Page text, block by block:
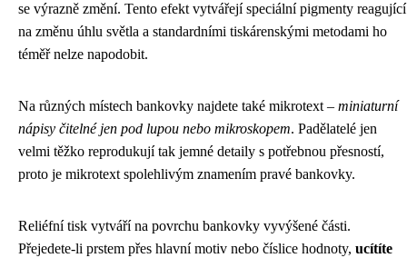
se výrazně změní. Tento efekt vytvářejí speciální pigmenty reagující
na změnu úhlu světla a standardními tiskárenskými metodami ho
téměř nelze napodobit.
Na různých místech bankovky najdete také mikrotext – miniaturní
nápisy čitelné jen pod lupou nebo mikroskopem. Padělatelé jen
velmi těžko reprodukují tak jemné detaily s potřebnou přesností,
proto je mikrotext spolehlivým znamením pravé bankovky.
Reliéfní tisk vytváří na povrchu bankovky vyvýšené části.
Přejedete-li prstem přes hlavní motiv nebo číslice hodnoty, ucítíte